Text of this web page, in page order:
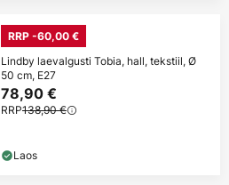
RRP -60,00 €
Lindby laevalgusti Tobia, hall, tekstiil, Ø
50 cm, E27
78,90 €
RRP138,90 €
Laos